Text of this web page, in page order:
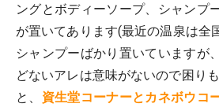
ングとボディーソープ、シャンプ
が置いてあります(最近の温泉は全
シャンプーばかり置いていますが
どないアレは意味がないので困り
と、 資生堂コーナーとカネボウコ